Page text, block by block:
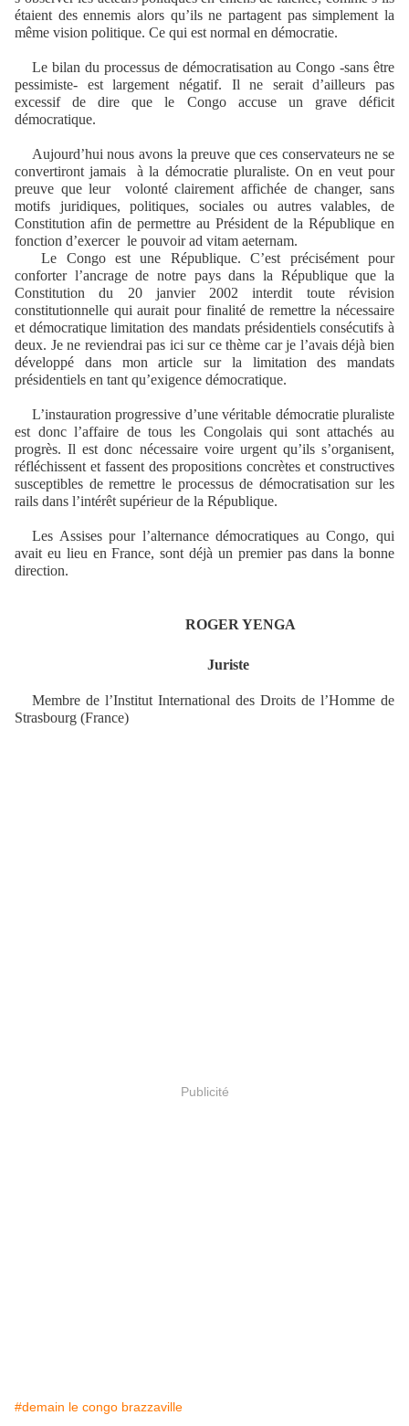
étaient des ennemis alors qu’ils ne partagent pas simplement la
même vision politique. Ce qui est normal en démocratie.
Le bilan du processus de démocratisation au Congo -sans être
pessimiste- est largement négatif. Il ne serait d’ailleurs pas
excessif de dire que le Congo accuse un grave déficit
démocratique.
Aujourd’hui nous avons la preuve que ces conservateurs ne se
convertiront jamais à la démocratie pluraliste. On en veut pour
preuve que leur volonté clairement affichée de changer, sans
motifs juridiques, politiques, sociales ou autres valables, de
Constitution afin de permettre au Président de la République en
fonction d’exercer le pouvoir ad vitam aeternam.
Le Congo est une République. C’est précisément pour
conforter l’ancrage de notre pays dans la République que la
Constitution du 20 janvier 2002 interdit toute révision
constitutionnelle qui aurait pour finalité de remettre la nécessaire
et démocratique limitation des mandats présidentiels consécutifs à
deux. Je ne reviendrai pas ici sur ce thème car je l’avais déjà bien
développé dans mon article sur la limitation des mandats
présidentiels en tant qu’exigence démocratique.
L’instauration progressive d’une véritable démocratie pluraliste
est donc l’affaire de tous les Congolais qui sont attachés au
progrès. Il est donc nécessaire voire urgent qu’ils s’organisent,
réfléchissent et fassent des propositions concrètes et constructives
susceptibles de remettre le processus de démocratisation sur les
rails dans l’intérêt supérieur de la République.
Les Assises pour l’alternance démocratiques au Congo, qui
avait eu lieu en France, sont déjà un premier pas dans la bonne
direction.
ROGER YENGA
Juriste
Membre de l’Institut International des Droits de l’Homme de
Strasbourg (France)
Publicité
#demain le congo brazzaville